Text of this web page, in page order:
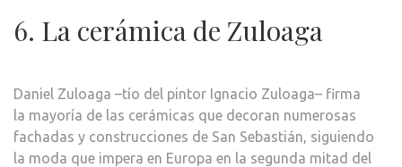
6. La cerámica de Zuloaga
Daniel Zuloaga –tío del pintor Ignacio Zuloaga– firma
la mayoría de las cerámicas que decoran numerosas
fachadas y construcciones de San Sebastián, siguiendo
la moda que impera en Europa en la segunda mitad del